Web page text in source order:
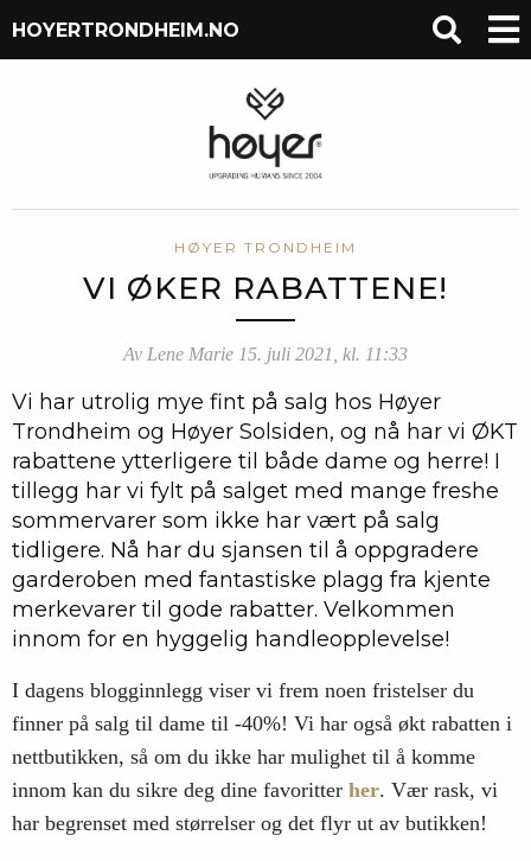
HOYERTRONDHEIM.NO
HØYER TRONDHEIM
VI ØKER RABATTENE!
Av Lene Marie 15. juli 2021, kl. 11:33
Vi har utrolig mye fint på salg hos Høyer
Trondheim og Høyer Solsiden, og nå har vi ØKT
rabattene ytterligere til både dame og herre! I
tillegg har vi fylt på salget med mange freshe
sommervarer som ikke har vært på salg
tidligere. Nå har du sjansen til å oppgradere
garderoben med fantastiske plagg fra kjente
merkevarer til gode rabatter. Velkommen
innom for en hyggelig handleopplevelse!
I dagens blogginnlegg viser vi frem noen fristelser du
finner på salg til dame til -40%! Vi har også økt rabatten i
nettbutikken, så om du ikke har mulighet til å komme
innom kan du sikre deg dine favoritter her. Vær rask, vi
har begrenset med størrelser og det flyr ut av butikken!